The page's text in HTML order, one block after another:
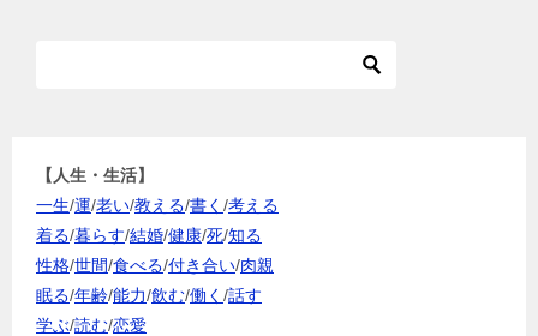
【人生・生活】
一生/運/老い/教える/書く /考える
着る/暮らす/結婚/健康/死/知る
性格/世間/食べる/付き合い/肉親
眠る/年齢/能力/飲む/働く /話す
学ぶ/読む/恋愛